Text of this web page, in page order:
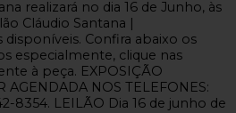
realizará no dia 16 de Junho, às
Cláudio Santana |
disponíveis. Confira abaixo os
especialmente, clique nas
à peça. EXPOSIÇÃO
AGENDADA NOS TELEFONES:
8354. LEILÃO Dia 16 de junho de